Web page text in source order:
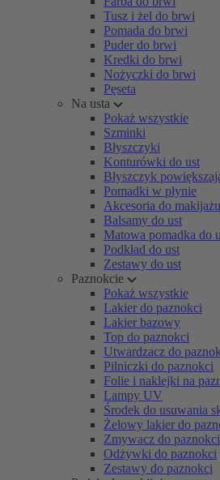
Tusz i żel do brwi
Pomada do brwi
Puder do brwi
Kredki do brwi
Nożyczki do brwi
Pęseta
Na usta
Pokaż wszystkie
Szminki
Błyszczyki
Konturówki do ust
Błyszczyk
Pomadki w płynie
Akcesoria do
Balsamy do ust
Matowa pomadka do
Podkład do ust
Zestawy do ust
Paznokcie
Pokaż wszystkie
Lakier do paznokci
Lakier bazowy
Top do paznokci
Utwardzacz do
Pilniczki do paznokci
Folie i naklejki na
Lampy UV
Środek do usuwania
Żelowy lakier do
Zmywacz do paznokci
Odżywki do paznokci
Zestawy do paznokci